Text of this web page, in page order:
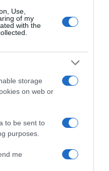
Use,
of my
with the
storage
on web or
to be sent to
purposes.
me
,filmpremier ,
Következő bejegyzés